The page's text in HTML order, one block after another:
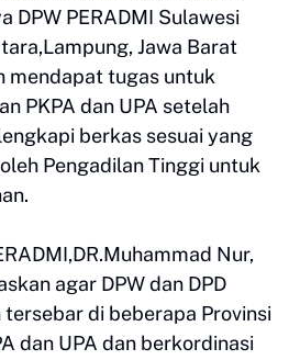
DPW PERADMI Sulawesi
Jawa Barat
mendapat tugas untuk
PKPA dan UPA setelah
berkas sesuai yang
Pengadilan Tinggi untuk
Nur,
agar DPW dan DPD
tersebar di beberapa Provinsi
dan UPA dan berkordinasi